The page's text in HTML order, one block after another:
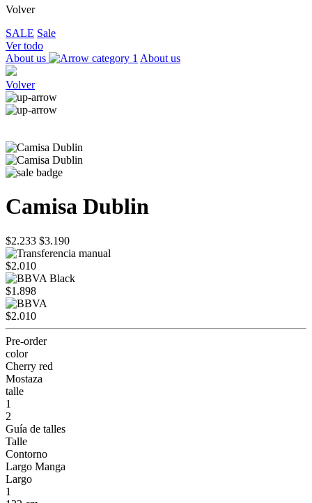
Volver
SALE Sale
Ver todo
About us
About us
Volver
Camisa Dublin
$2.233 $3.190
$2.010
$1.898
$2.010
Pre-order
color
Cherry red
Mostaza
talle
1
2
Guía de talles
Talle
Contorno
Largo Manga
Largo
1